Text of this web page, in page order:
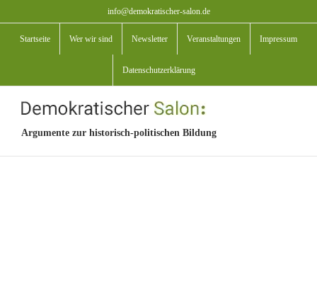
Inhalt
springen
info@demokratischer-salon.de
Startseite Wer wir sind Newsletter Veranstaltungen Impressum
Datenschutzerklärung
Argumente zur historisch-politischen Bildung